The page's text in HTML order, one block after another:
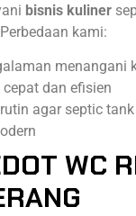
bisnis kuliner
kami:
menangani
cepat dan efisien
agar septic
WC